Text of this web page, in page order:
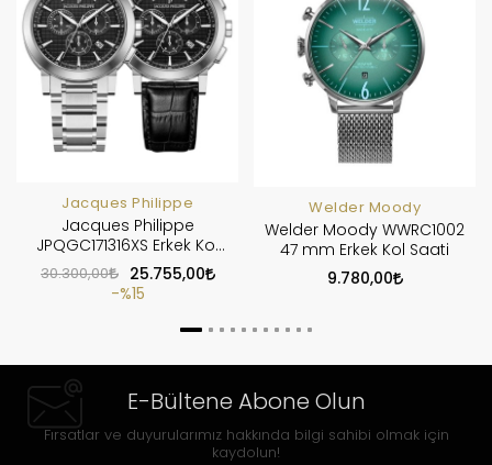
Jacques Philippe
Jacques Philippe
JPQGC171316XS Erkek Kol
Saati
30.300,00
25.755,00
%15
Welder Moody
Welder Moody WWRC1002
47 mm Erkek Kol Saati
9.780,00
E-Bültene Abone Olun
Fırsatlar ve duyurularımız hakkında bilgi sahibi olmak için
kaydolun!